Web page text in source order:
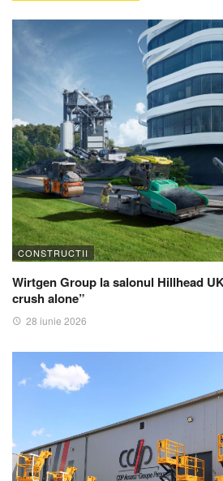
CONSTRUCTII
Wirtgen Group la salonul Hillhead
crush alone”
28 iunie 2026